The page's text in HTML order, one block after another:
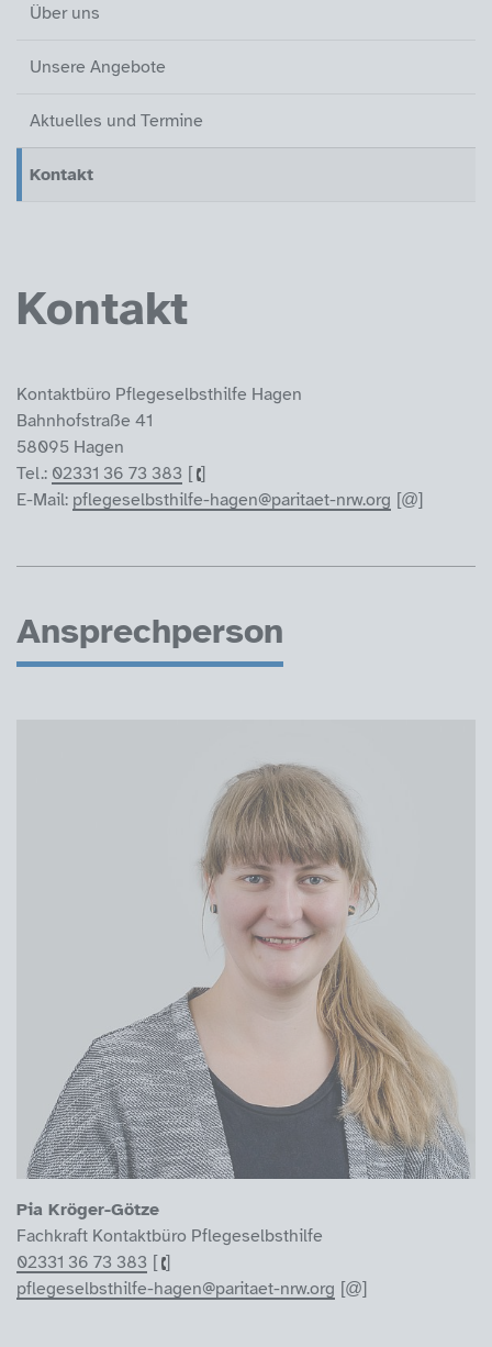
Über uns
Unsere Angebote
Aktuelles und Termine
Kontakt
Kontakt
Kontaktbüro Pflegeselbsthilfe Hagen
Bahnhofstraße 41
58095 Hagen
Tel.: 02331 36 73 383
E-Mail: pflegeselbsthilfe-hagen@paritaet-nrw.org
Ansprechperson
Pia Kröger-Götze
Fachkraft Kontaktbüro Pflegeselbsthilfe
02331 36 73 383
pflegeselbsthilfe-hagen@paritaet-nrw.org